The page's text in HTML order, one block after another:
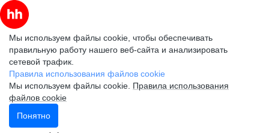
Мы используем файлы cookie, чтобы обеспечивать
правильную работу нашего веб-сайта и анализировать
сетевой трафик.
Правила использования файлов cookie
Мы используем файлы cookie. Правила использования
файлов cookie
Понятно